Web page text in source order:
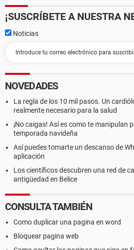
¡SUSCRÍBETE A NUESTRA
Noticias
NOVEDADES
La regla de los 10 mil pasos. Un
realmente necesario para la salud
¡No caigas! Así es como te manipulan
temporada navideña
Así puedes tomarte un descanso de
aplicación
Los científicos descubren una red de
antigüedad en Belice
CONSULTA TAMBIÉN
Como duplicar una pagina en word
Bloquear pagina web